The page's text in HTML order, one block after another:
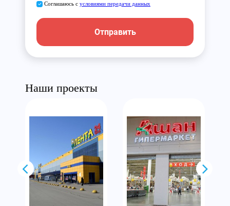
Соглашаюсь с условиями передачи данных
Отправить
Наши проекты